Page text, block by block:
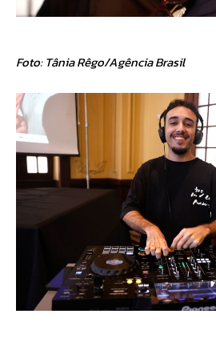
Foto: Tânia Rêgo/Agência Brasil